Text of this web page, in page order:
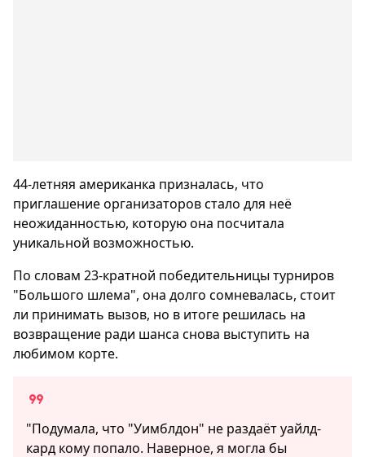
44-летняя американка призналась, что
приглашение организаторов стало для неё
неожиданностью, которую она посчитала
уникальной возможностью.
По словам 23-кратной победительницы турниров
"Большого шлема", она долго сомневалась, стоит
ли принимать вызов, но в итоге решилась на
возвращение ради шанса снова выступить на
любимом корте.
"Подумала, что "Уимблдон" не раздаёт уайлд-
кард кому попало. Наверное, я могла бы